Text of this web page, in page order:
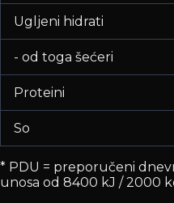
Ugljeni hidrati
- od toga šećeri
Proteini
So
* PDU = preporučeni
unosa od 8400 kJ / 2000